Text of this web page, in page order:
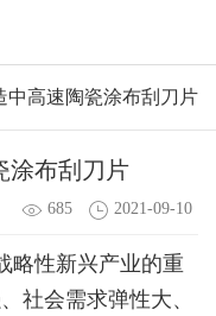
中高速陶瓷涂布刮刀片
涂布刮刀片
685 2021-09-10
略性新兴产业的重
社会需求弹性大、